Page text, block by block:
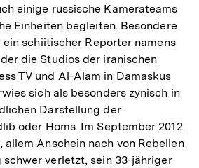
einige russische Kamerateams
Einheiten begleiten. Besondere
schiitischer Reporter namens
die Studios der iranischen
TV und Al-Alam in Damaskus
sich als besonders zynisch in
Darstellung der
oder Homs. Im September 2012
allem Anschein nach von Rebellen
verletzt, sein 33-jähriger